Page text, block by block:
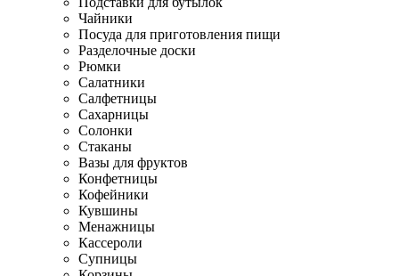
Чайники
Посуда для приготовления пищи
Разделочные доски
Рюмки
Салатники
Салфетницы
Сахарницы
Солонки
Стаканы
Вазы для фруктов
Конфетницы
Кофейники
Кувшины
Менажницы
Кассероли
Супницы